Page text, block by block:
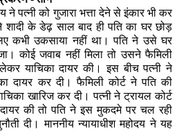
यदि पत्नी ने बिना किसी ठोस कारण के
भत्ता पाने का कोई हक नहीं है।
महत्वपूर्ण लेख
की धारा 354 में बदलाव
का इतिहास
के अंतर्गत आरटीआई कैसे